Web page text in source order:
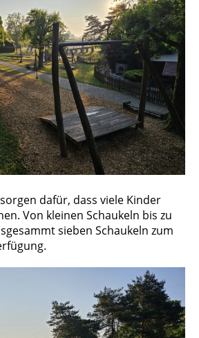
dafür, dass viele Kinder
Von kleinen Schaukeln bis zu
sieben Schaukeln zum